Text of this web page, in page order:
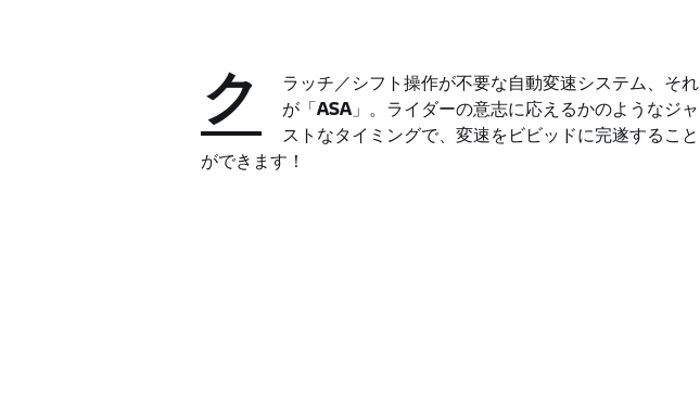
ク
ラッチ／シフト操作が不要な自動変速システム、それ
が「ASA 」。ライダーの意志に応えるかのようなジャ
ストなタイミングで、変速をビビッドに完遂すること
ができます！